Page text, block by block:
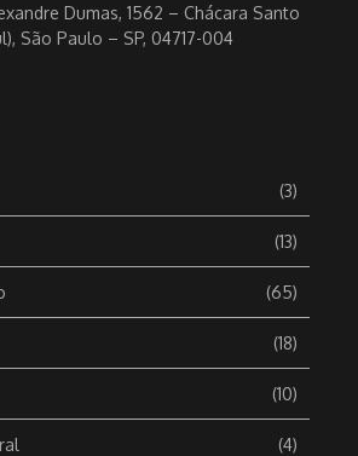
Dumas, 1562 – Chácara Santo
São Paulo – SP, 04717-004
(3)
(13)
(65)
(18)
(10)
(4)